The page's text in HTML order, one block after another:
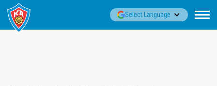
Fara
Select Language▼